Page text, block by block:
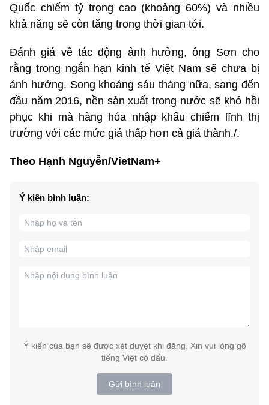
Quốc chiếm tỷ trọng cao (khoảng 60%) và nhiều
khả năng sẽ còn tăng trong thời gian tới.
Đánh giá về tác động ảnh hưởng, ông Sơn cho
rằng trong ngắn hạn kinh tế Việt Nam sẽ chưa bị
ảnh hưởng. Song khoảng sáu tháng nữa, sang đến
đầu năm 2016, nền sản xuất trong nước sẽ khó hồi
phục khi mà hàng hóa nhập khẩu chiếm lĩnh thị
trường với các mức giá thấp hơn cả giá thành./.
Theo Hạnh Nguyễn/VietNam+
Ý kiến bình luận:
Ý kiến của bạn sẽ được xét duyệt khi đăng. Xin vui lòng gõ
tiếng Việt có dấu.
Gửi bình luận